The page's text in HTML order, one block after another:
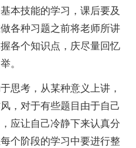
本技能的学习，课后要及
各种习题之前将老师所讲
各个知识点，庆尽量回忆
。
考，从某种意义上讲，
，对于有些题目由于自己
应让自己冷静下来认真分
个阶段的学习中要进行整